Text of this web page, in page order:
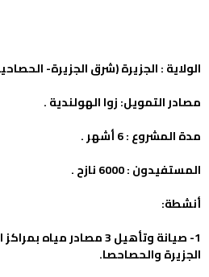
الولاية : الجزيرة (شرق الجزيرة-
مصادر التمويل: زوا الهولندية .
مدة المشروع : 6 أشهر .
المستفيدون : 6000 نازح .
أنشطة:
1- صيانة وتأهيل 3 مصادر
الجزيرة والحصاحصا.